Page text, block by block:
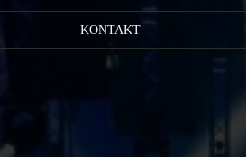
KONTAKT